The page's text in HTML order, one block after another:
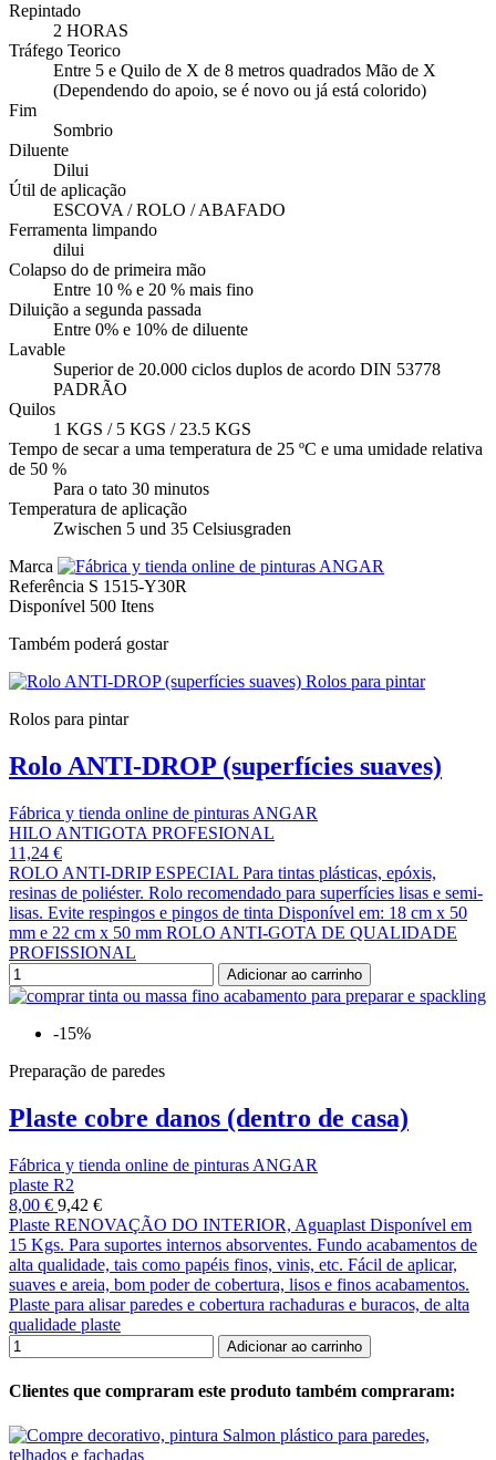
Repintado
2 HORAS
Tráfego Teorico
Entre 5 e Quilo de X de 8 metros quadrados Mão de X
(Dependendo do apoio, se é novo ou já está colorido)
Fim
Sombrio
Diluente
Dilui
Útil de aplicação
ESCOVA / ROLO / ABAFADO
Ferramenta limpando
dilui
Colapso do de primeira mão
Entre 10 % e 20 % mais fino
Diluição a segunda passada
Entre 0% e 10% de diluente
Lavable
Superior de 20.000 ciclos duplos de acordo DIN 53778
PADRÃO
Quilos
1 KGS / 5 KGS / 23.5 KGS
Tempo de secar a uma temperatura de 25 ºC e uma umidade relativa
de 50 %
Para o tato 30 minutos
Temperatura de aplicação
Zwischen 5 und 35 Celsiusgraden
Marca
Referência S 1515-Y30R
Disponível 500 Itens
Também poderá gostar
Rolos para pintar
Rolo ANTI-DROP (superfícies suaves)
Fábrica y tienda online de pinturas ANGAR
HILO ANTIGOTA PROFESIONAL
11,24 €
ROLO ANTI-DRIP ESPECIAL Para tintas plásticas, epóxis,
resinas de poliéster. Rolo recomendado para superfícies lisas e semi-
lisas. Evite respingos e pingos de tinta Disponível em: 18 cm x 50
mm e 22 cm x 50 mm ROLO ANTI-GOTA DE QUALIDADE
PROFISSIONAL
Adicionar ao carrinho
-15%
Preparação de paredes
Plaste cobre danos (dentro de casa)
Fábrica y tienda online de pinturas ANGAR
plaste R2
8,00 € 9,42 €
Plaste RENOVAÇÃO DO INTERIOR, Aguaplast Disponível em
15 Kgs. Para suportes internos absorventes. Fundo acabamentos de
alta qualidade, tais como papéis finos, vinis, etc. Fácil de aplicar,
suaves e areia, bom poder de cobertura, lisos e finos acabamentos.
Plaste para alisar paredes e cobertura rachaduras e buracos, de alta
qualidade plaste
Adicionar ao carrinho
Clientes que compraram este produto também compraram: